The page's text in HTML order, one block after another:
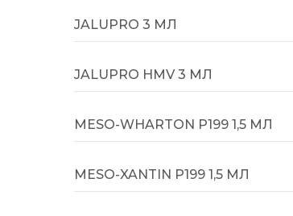
JALUPRO 3 МЛ
JALUPRO HMV 3 МЛ
MESO-WHARTON P199 1,5 МЛ
MESO-XANTIN P199 1,5 МЛ